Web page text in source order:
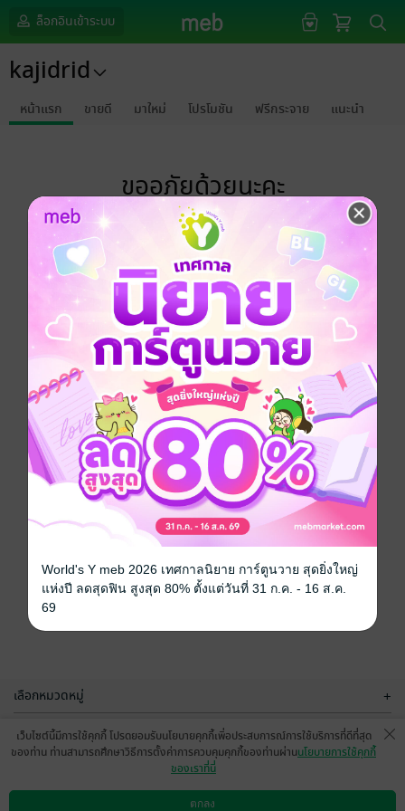
ล็อกอินเข้าระบบ
kajidrid
หน้าแรก ขายดี มาใหม่ โปรโมชัน ฟรีกระจาย แนะนำ
ขออภัยด้วยนะคะ
ไม่พบข้อมูลในหัวข้อที่คุณกำลังชมค่ะ
เลือกหมวดหมู่ +
บริการช่วยเหลือ +
เว็บไซต์นี้มีการใช้คุกกี้ โปรดยอมรับนโยบายคุกกี้เพื่อประสบการณ์การใช้บริการที่ดีที่สุด
ของท่าน ท่านสามารถศึกษาวิธีการตั้งค่าการควบคุมคุกกี้ของท่านผ่านนโยบายการใช้คุกกี้
ของเราที่นี่
ตกลง
World's Y meb 2026 เทศกาลนิยาย การ์ตูนวาย สุดยิ่งใหญ่
แห่งปี ลดสุดฟิน สูงสุด 80% ตั้งแต่วันที่ 31 ก.ค. - 16 ส.ค.
69